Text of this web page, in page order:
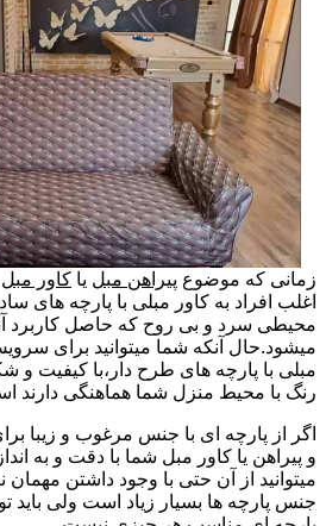
زمانی که موضوع پیراهن مبل یا کاور مبل
اغلب افراد به کاور مبلی با پارچه های
محیطی سرد و بی روح که حاصل
میشود.حال آنکه شما میتوانید برای
مبلی با پارچه های طرح دار،با کیفیت
رنگ با محیط منزل شما هماهنگی دارند
اگر از پارچه ای با جنس مرغوب و زیبا
و پیراهن یا کاور مبل شما با دقت و به
میتوانید از آن حتی با وجود داشتن مهمان
جنس پارچه ها بسیار زیاد است ولی باید